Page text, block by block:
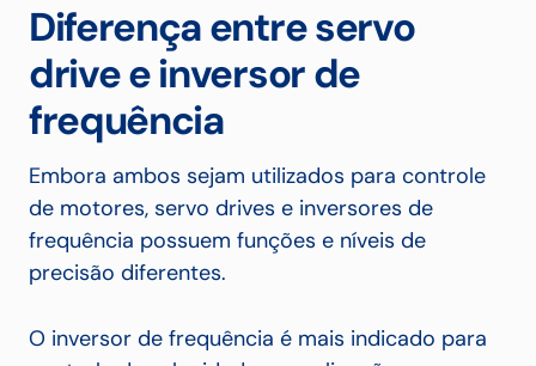
Diferença entre servo
drive e inversor de
frequência
Embora ambos sejam utilizados para controle
de motores, servo drives e inversores de
frequência possuem funções e níveis de
precisão diferentes.
O inversor de frequência é mais indicado para